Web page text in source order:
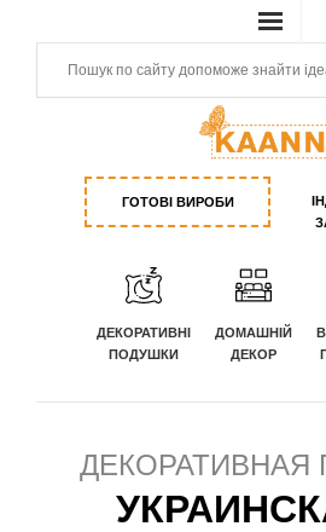
ГОТОВІ ВИРОБИ
ДЕКОРАТИВНІ
ПОДУШКИ
ДОМАШНІЙ
ДЕКОР
ДЕКОРАТИВНАЯ